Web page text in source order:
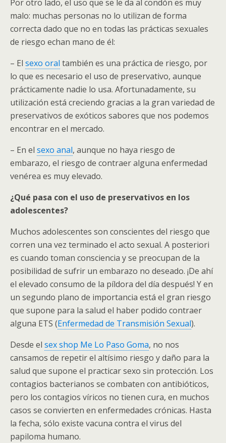
Por otro lado, el uso que se le da al condón es muy
malo: muchas personas no lo utilizan de forma
correcta dado que no en todas las prácticas sexuales
de riesgo echan mano de él:
– El sexo oral también es una práctica de riesgo, por
lo que es necesario el uso de preservativo, aunque
prácticamente nadie lo usa. Afortunadamente, su
utilización está creciendo gracias a la gran variedad de
preservativos de exóticos sabores que nos podemos
encontrar en el mercado.
– En el sexo anal, aunque no haya riesgo de
embarazo, el riesgo de contraer alguna enfermedad
venérea es muy elevado.
¿Qué pasa con el uso de preservativos en los
adolescentes?
Muchos adolescentes son conscientes del riesgo que
corren una vez terminado el acto sexual. A posteriori
es cuando toman consciencia y se preocupan de la
posibilidad de sufrir un embarazo no deseado. ¡De ahí
el elevado consumo de la píldora del día después! Y en
un segundo plano de importancia está el gran riesgo
que supone para la salud el haber podido contraer
alguna ETS (Enfermedad de Transmisión Sexual).
Desde el sex shop Me Lo Paso Goma, no nos
cansamos de repetir el altísimo riesgo y daño para la
salud que supone el practicar sexo sin protección. Los
contagios bacterianos se combaten con antibióticos,
pero los contagios víricos no tienen cura, en muchos
casos se convierten en enfermedades crónicas. Hasta
la fecha, sólo existe vacuna contra el virus del
papiloma humano.